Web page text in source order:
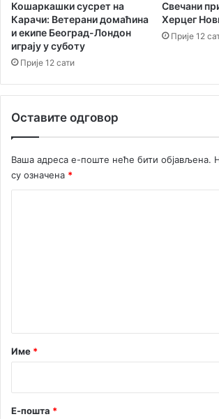
Кошаркашки сусрет на
Карачи: Ветерани домаћина
и екипе Београд-Лондон
играју у суботу
Прије 12 сати
Свечани
Херцег
Прије 12
Оставите одговор
Ваша адреса е-поште неће бити објављена.
су означена *
р
Име *
Е-пошта *